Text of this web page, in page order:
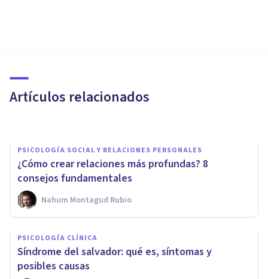
Artículos relacionados
más importantes
PSICOLOGÍA SOCIAL Y RELACIONES PERSONALES
¿Cómo crear relaciones más profundas? 8
consejos fundamentales
Nahum Montagud Rubio
PSICOLOGÍA CLÍNICA
Síndrome del salvador: qué es, síntomas y
posibles causas
PSICOLOGÍA SOCIAL Y RELACIONES PERSONALES
6 claves para mejorar tu
comunicación en las relaciones
personales